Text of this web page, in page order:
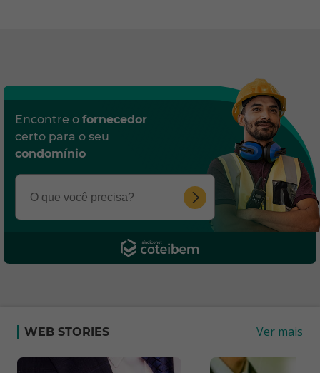
Encontre o fornecedor
certo para o seu
condomínio
WEB STORIES Ver mais